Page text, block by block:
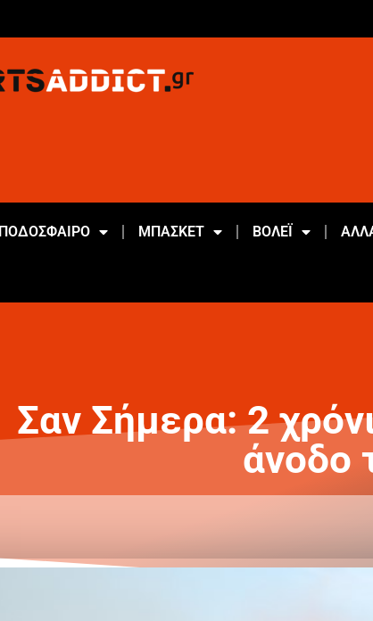
ΠΟΔΟΣΦΑΙΡΟ ΜΠΑΣΚΕΤ ΒΟΛΕΪ
Σαν Σήμερα: 2
άνοδο